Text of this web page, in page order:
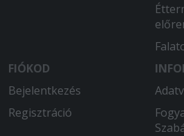
Isteni finom volt és kellő
FIÓKOD
Bejelentkezés
Regisztráció